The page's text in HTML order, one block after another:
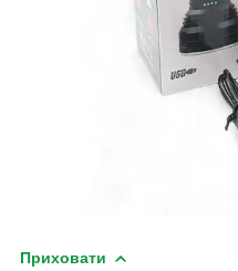
Приховати